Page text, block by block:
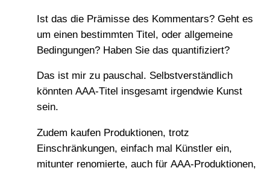
Ist das die Prämisse des Kommentars? Geht es
um einen bestimmten Titel, oder allgemeine
Bedingungen? Haben Sie das quantifiziert?
Das ist mir zu pauschal. Selbstverständlich
könnten AAA-Titel insgesamt irgendwie Kunst
sein.
Zudem kaufen Produktionen, trotz
Einschränkungen, einfach mal Künstler ein,
mitunter renomierte, auch für AAA-Produktionen,